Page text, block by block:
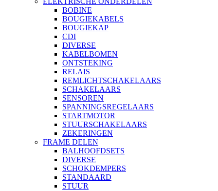
BOBINE
BOUGIEKABELS
BOUGIEKAP
CDI
DIVERSE
KABELBOMEN
ONTSTEKING
RELAIS
REMLICHTSCHAKELAARS
SCHAKELAARS
SENSOREN
SPANNINGSREGELAARS
STARTMOTOR
STUURSCHAKELAARS
ZEKERINGEN
FRAME DELEN
BALHOOFDSETS
DIVERSE
SCHOKDEMPERS
STANDAARD
STUUR